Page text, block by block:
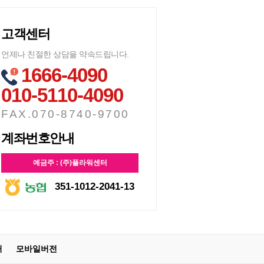
고객센터
언제나 친절한 상담을 약속드립니다.
1666-4090
010-5110-4090
FAX.070-8740-9700
계좌번호안내
예금주 : (주)플라워센터
351-1012-2041-13
모바일버전